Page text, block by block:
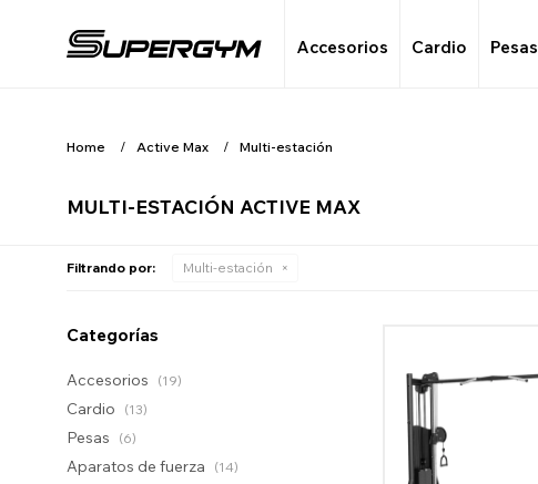
Accesorios Cardio Pesas
Home Active Max Multi-estación
MULTI-ESTACIÓN ACTIVE MAX
Filtrando por: Multi-estación
Categorías
Accesorios (19)
Cardio (13)
Pesas (6)
Aparatos de fuerza (14)